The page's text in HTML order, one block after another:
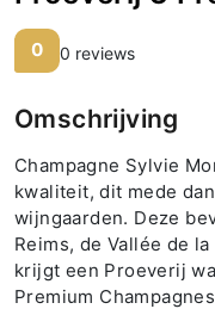
0 0 reviews
Omschrijving
Champagne Sylvie
kwaliteit, dit mede
wijngaarden. Deze
Reims, de Vallée de
krijgt een Proeverij
Premium